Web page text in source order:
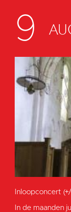
9
Inloopconcert
In de maanden